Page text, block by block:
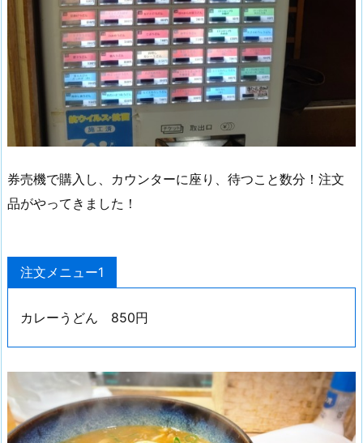
券売機で購入し、カウンターに座り、待つこと数分！注文
品がやってきました！
注文メニュー1
カレーうどん 850円